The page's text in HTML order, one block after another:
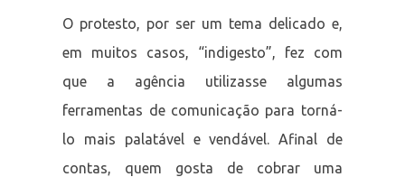
O protesto, por ser um tema delicado e,
em muitos casos, “indigesto”, fez com
que a agência utilizasse algumas
ferramentas de comunicação para torná-
lo mais palatável e vendável. Afinal de
contas, quem gosta de cobrar uma